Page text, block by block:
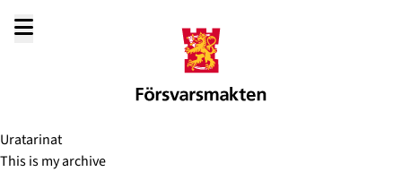
Uratarinat
This is my archive